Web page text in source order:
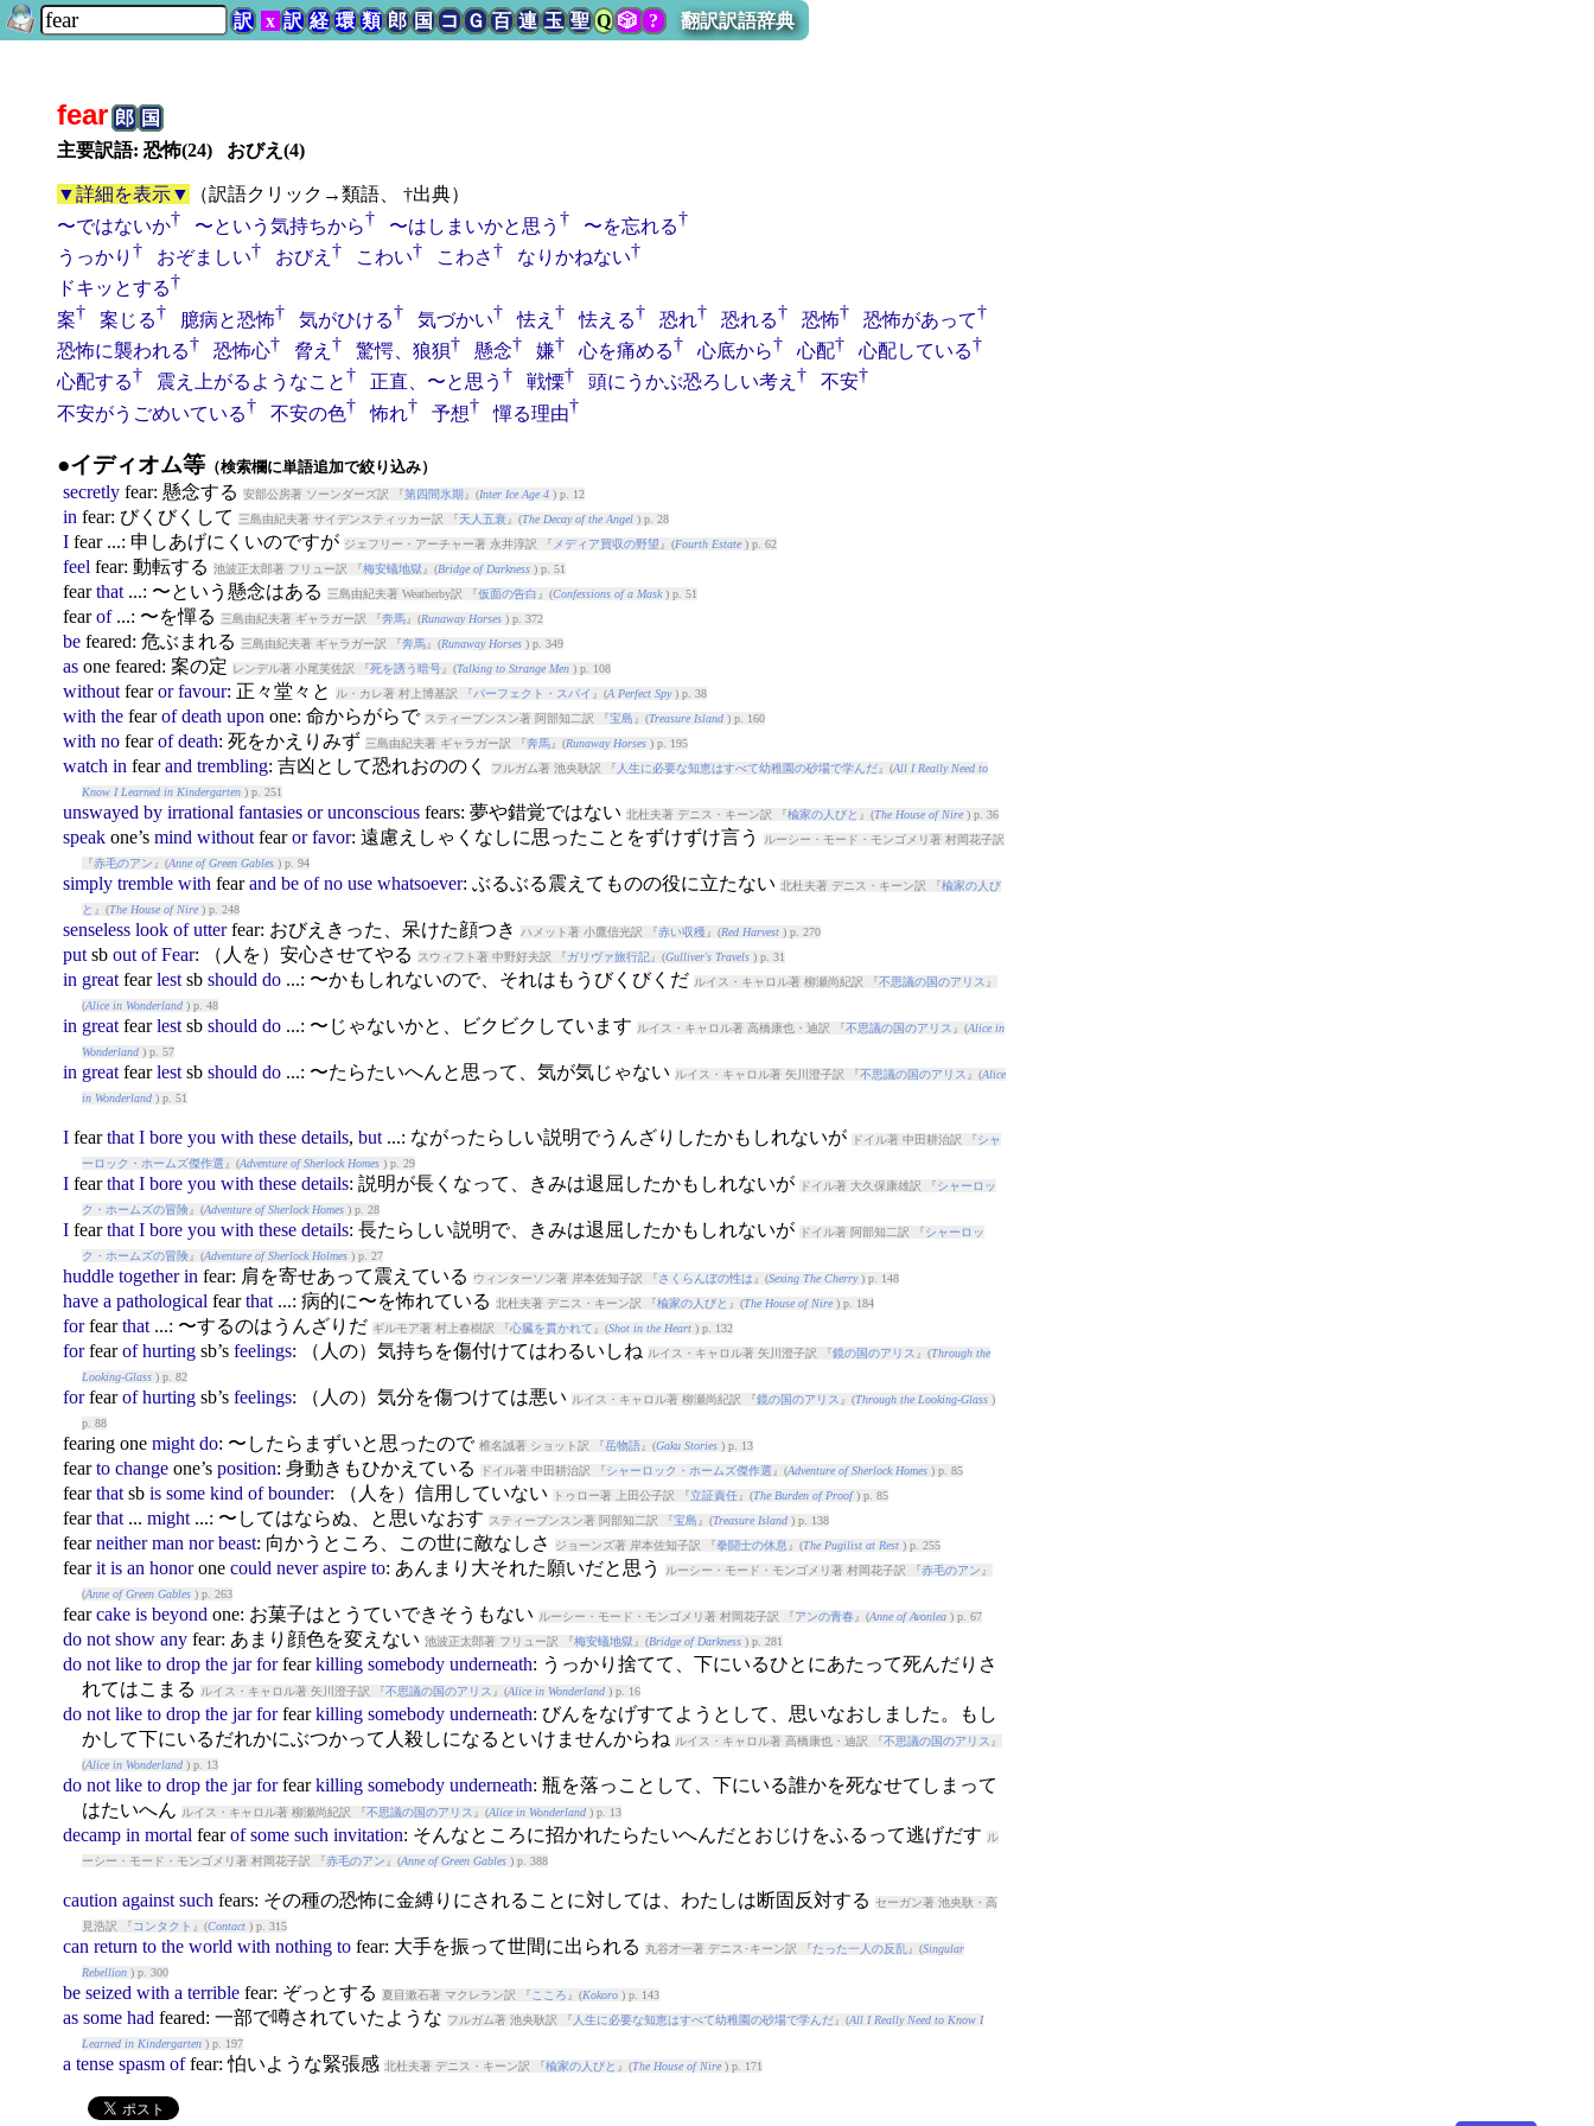
訳 x 訳 経 環 類 郎 国 コ Ｇ 百 連 玉 聖 Q 🎲? 翻訳訳語辞典
fear郎 国
主要訳語: 恐怖(24) おびえ(4)
▼詳細を表示▼ （訳語クリック→類語、 †出典）
〜ではないか† 〜という気持ちから† 〜はしまいかと思う † 〜を忘れる†
うっかり † おぞましい† おびえ † こわい† こわさ† なりかねない†
ドキッとする†
案† 案じる† 臆病と恐怖† 気がひける† 気づかい† 怯え † 怯える† 恐れ† 恐れる† 恐怖† 恐怖があって†
恐怖に襲われる† 恐怖心† 脅え † 驚愕、狼狽† 懸念† 嫌† 心を痛める† 心底から† 心配† 心配している†
心配する† 震え上がるようなこと† 正直、〜と思う † 戦慄† 頭にうかぶ恐ろしい考え † 不安†
不安がうごめいている† 不安の色† 怖れ† 予想† 憚る理由†
●イディオム等 （検索欄に単語追加で絞り込み）
secretly fear: 懸念する 安部公房著 ソーンダーズ訳 『第四間氷期 』(Inter Ice Age 4) p. 12
in fear: びくびくして 三島由紀夫著 サイデンスティッカー訳 『天人五衰』(The Decay of the Angel) p. 28
I fear...: 申しあげにくいのですが ジェフリー・アーチャー著 永井淳訳 『 メディア買収の野望 』(Fourth Estate) p. 62
feel fear: 動転する 池波正太郎著 フリュー訳 『梅安蟻地獄 』(Bridge of Darkness) p. 51
fear that...: 〜という懸念はある 三島由紀夫著 Weatherby訳 『仮面の告白 』(Confessions of a Mask) p. 51
fear of...: 〜を憚る 三島由紀夫著 ギャラガー訳 『奔馬』(Runaway Horses) p. 372
be feared: 危ぶまれる 三島由紀夫著 ギャラガー訳 『奔馬』(Runaway Horses) p. 349
asone feared: 案の定 レンデル著 小尾芙佐訳 『死を誘う暗号』(Talking to Strange Men) p. 108
without fear or favour: 正々堂々と ル・カレ著 村上博基訳 『パーフェクト・スパイ 』(A Perfect Spy) p. 38
with the fear of death upon one: 命からがらで スティーブンスン著 阿部知二訳 『宝島 』(Treasure Island) p. 160
with no fear of death: 死をかえりみず 三島由紀夫著 ギャラガー訳 『奔馬』(Runaway Horses) p. 195
watch in fear and trembling: 吉凶として恐れおののく フルガム著 池央耿訳 『 人生に必要な知恵はすべて幼稚園の砂場で学んだ』(All I Really Need to
Know I Learned in Kindergarten) p. 251
unswayed by irrational fantasies or unconscious fears: 夢や錯覚ではない 北杜夫著 デニス・キーン訳 『楡家の人びと 』(The House of Nire) p. 36
speakone’s mind without fear or favor: 遠慮えしゃくなしに思ったことをずけずけ言う
ルーシー・モード・モンゴメリ著 村岡花子訳
『赤毛のアン 』(Anne of Green Gables) p. 94
simply tremble with fear and be of no use whatsoever: ぶるぶる震えてものの役に立たない 北杜夫著 デニス・キーン訳 『楡家の人び
と 』(The House of Nire) p. 248
senseless look of utter fear: おびえきった、呆けた顔つき ハメット著 小鷹信光訳 『赤い収穫 』(Red Harvest) p. 270
putsb out of Fear: （人を）安心させてやる スウィフト著 中野好夫訳 『ガリヴァ旅行記 』(Gulliver's Travels) p. 31
in great fear lestsb should do...: 〜かもしれないので、それはもうびくびくだ ルイス・キャロル著 柳瀬尚紀訳 『不思議の国のアリス 』
(Alice in Wonderland) p. 48
in great fear lestsb should do...: 〜じゃないかと、ビクビクしています ルイス・キャロル著 高橋康也・迪訳 『不思議の国のアリス 』(Alice in
Wonderland) p. 57
in great fear lestsb should do...: 〜たらたいへんと思って、気が気じゃない ルイス・キャロル著 矢川澄子訳 『不思議の国のアリス 』(Alice
in Wonderland) p. 51
I fear that I bore you with these details, but...: ながったらしい説明でうんざりしたかもしれないが ドイル著 中田耕治訳 『シャ
ーロック・ホームズ傑作選 』(Adventure of Sherlock Homes) p. 29
I fear that I bore you with these details: 説明が長くなって、きみは退屈したかもしれないが ドイル著 大久保康雄訳 『シャーロッ
ク・ホームズの冒険』(Adventure of Sherlock Homes) p. 28
I fear that I bore you with these details: 長たらしい説明で、きみは退屈したかもしれないが ドイル著 阿部知二訳 『シャーロッ
ク・ホームズの冒険』(Adventure of Sherlock Holmes) p. 27
huddle together in fear: 肩を寄せあって震えている ウィンターソン著 岸本佐知子訳 『さくらんぼの性は 』(Sexing The Cherry) p. 148
have a pathological fear that...: 病的に〜を怖れている 北杜夫著 デニス・キーン訳 『楡家の人びと 』(The House of Nire) p. 184
for fear that...: 〜するのはうんざりだ ギルモア著 村上春樹訳 『心臓を貫かれて 』(Shot in the Heart) p. 132
for fear of hurtingsb’s feelings: （人の）気持ちを傷付けてはわるいしね ルイス・キャロル著 矢川澄子訳 『鏡の国のアリス 』(Through the
Looking-Glass) p. 82
for fear of hurtingsb’s feelings: （人の）気分を傷つけては悪い ルイス・キャロル著 柳瀬尚紀訳 『鏡の国のアリス 』(Through the Looking-Glass)
p. 88
fearing one might do: 〜したらまずいと思ったので 椎名誠著 ショット訳 『岳物語』(Gaku Stories) p. 13
fear to changeone’s position: 身動きもひかえている ドイル著 中田耕治訳 『シャーロック・ホームズ傑作選 』(Adventure of Sherlock Homes) p. 85
fear thatsb is some kind of bounder: （人を）信用していない トゥロー著 上田公子訳 『立証責任』(The Burden of Proof) p. 85
fear that... might...: 〜してはならぬ、と思いなおす スティーブンスン著 阿部知二訳 『宝島 』(Treasure Island) p. 138
fear neither man nor beast: 向かうところ、この世に敵なしさ ジョーンズ著 岸本佐知子訳 『拳闘士の休息 』(The Pugilist at Rest) p. 255
fear it is an honorone could never aspire to: あんまり大それた願いだと思う ルーシー・モード・モンゴメリ著 村岡花子訳 『赤毛のアン 』
(Anne of Green Gables) p. 263
fear cake is beyond one: お菓子はとうていできそうもない ルーシー・モード・モンゴメリ著 村岡花子訳 『アンの青春 』(Anne of Avonlea) p. 67
do not show any fear: あまり顔色を変えない 池波正太郎著 フリュー訳 『梅安蟻地獄 』(Bridge of Darkness) p. 281
do not like to drop the jar for fear killing somebody underneath: うっかり捨てて、下にいるひとにあたって死んだりさ
れてはこまる
ルイス・キャロル著 矢川澄子訳 『不思議の国のアリス 』(Alice in Wonderland) p. 16
do not like to drop the jar for fear killing somebody underneath: びんをなげすてようとして、思いなおしました。もし
かして下にいるだれかにぶつかって人殺しになるといけませんからね
ルイス・キャロル著 高橋康也・迪訳 『不思議の国のアリス 』
(Alice in Wonderland) p. 13
do not like to drop the jar for fear killing somebody underneath: 瓶を落っことして、下にいる誰かを死なせてしまって
はたいへん
ルイス・キャロル著 柳瀬尚紀訳 『不思議の国のアリス 』(Alice in Wonderland) p. 13
decamp in mortal fear of some such invitation: そんなところに招かれたらたいへんだとおじけをふるって逃げだす
ル
ーシー・モード・モンゴメリ著 村岡花子訳 『赤毛のアン 』(Anne of Green Gables) p. 388
caution against such fears: その種の恐怖に金縛りにされることに対しては、わたしは断固反対する
セーガン著 池央耿・高
見浩訳 『コンタクト 』(Contact) p. 315
can return to the world with nothing to fear: 大手を振って世間に出られる 丸谷才一著 デニス･キーン訳 『たった一人の反乱 』(Singular
Rebellion) p. 300
be seized with a terrible fear: ぞっとする 夏目漱石著 マクレラン訳 『 こころ 』(Kokoro) p. 143
as some had feared: 一部で噂されていたような フルガム著 池央耿訳 『 人生に必要な知恵はすべて幼稚園の砂場で学んだ』(All I Really Need to Know I
Learned in Kindergarten) p. 197
a tense spasm of fear: 怕いような緊張感 北杜夫著 デニス・キーン訳 『楡家の人びと 』(The House of Nire) p. 171